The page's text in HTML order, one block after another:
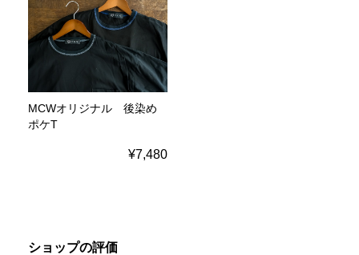
MCWオリジナル 後染め
ポケT
¥7,480
ショップの評価